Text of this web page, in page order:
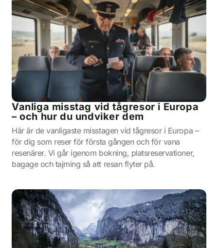
Vanliga misstag vid tågresor i Europa
– och hur du undviker dem
Här är de vanligaste misstagen vid tågresor i Europa –
för dig som reser för första gången och för vana
resenärer. Vi går igenom bokning, platsreservationer,
bagage och tajming så att resan flyter på.